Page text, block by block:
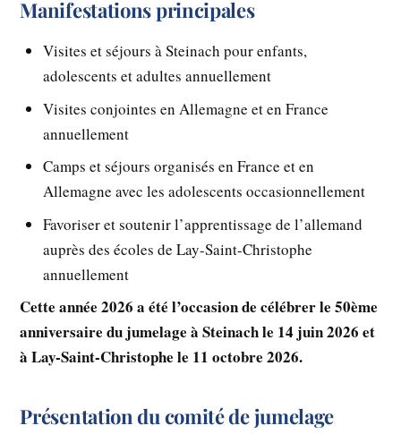
Manifestations principales
Visites et séjours à Steinach pour enfants,
adolescents et adultes annuellement
Visites conjointes en Allemagne et en France
annuellement
Camps et séjours organisés en France et en
Allemagne avec les adolescents occasionnellement
Favoriser et soutenir l’apprentissage de l’allemand
auprès des écoles de Lay-Saint-Christophe
annuellement
Cette année 2026 a été l’occasion de célébrer le 50ème
anniversaire du jumelage à Steinach le 14 juin 2026 et
à Lay-Saint-Christophe le 11 octobre 2026.
Présentation du comité de jumelage